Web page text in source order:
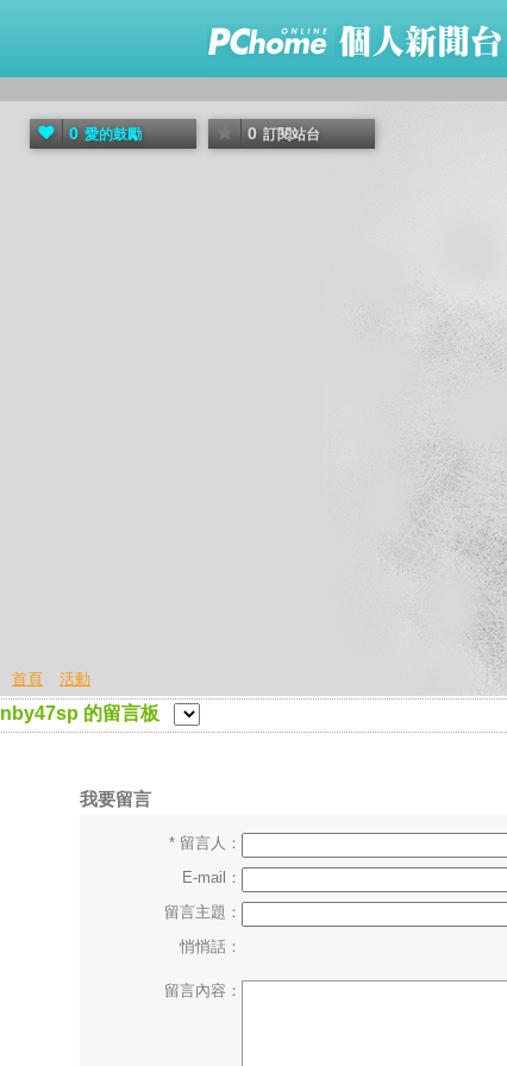
0 愛的鼓勵 0 訂閱站台
首頁 活動
nby47sp 的留言板
我要留言
* 留言人：
E-mail：
留言主題：
悄悄話：
留言內容：